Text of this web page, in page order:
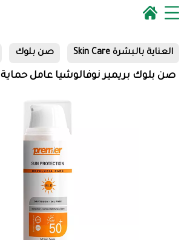
العناية بالبشرة Skin Care صن بلوك
صن بلوك بريمير نوفالوشيا عامل حماية 50+ كريم 50مل